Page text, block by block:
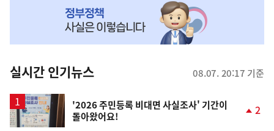
뉴
스
실시간 인기뉴스 08.07. 20:17 기준
'2026 주민등록 비대면 사실조사' 기간이
돌아왔어요!
2